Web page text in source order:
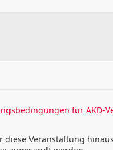
für AKD-
Veranstaltung